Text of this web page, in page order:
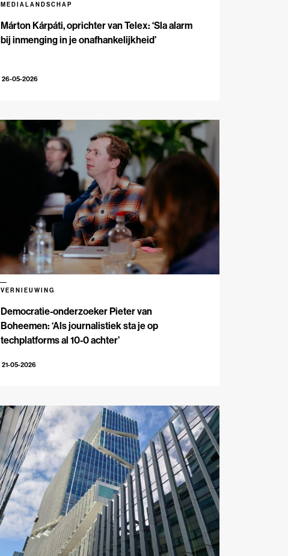
Márton Kárpáti, oprichter van Telex: ‘Sla alarm
bij inmenging in je onafhankelijkheid’
MEDIALANDSCHAP
26-05-2026
Democratie-onderzoeker Pieter van
Boheemen: ‘Als journalistiek sta je op
techplatforms al 10-0 achter’
VERNIEUWING
21-05-2026